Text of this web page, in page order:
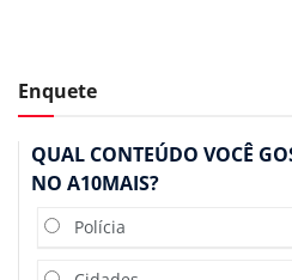
Enquete
QUAL CONTEÚDO VOCÊ
NO A10MAIS?
Polícia